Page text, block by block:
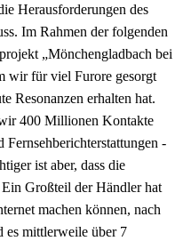
Herausforderungen des
Im Rahmen der folgenden
„Mönchengladbach bei
wir für viel Furore gesorgt
Resonanzen erhalten hat.
400 Millionen Kontakte
-
ist aber, dass die
Großteil der Händler hat
machen können, nach
es mittlerweile über 7